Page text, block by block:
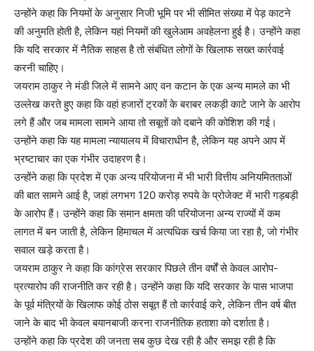
उन्होंने कहा कि नियमों के अनुसार निजी भूमि पर भी सीमित संख्या में पेड़ काटने
की अनुमति होती है, लेकिन यहां नियमों की खुलेआम अवहेलना हुई है। उन्होंने कहा
कि यदि सरकार में नैतिक साहस है तो संबंधित लोगों के खिलाफ सख्त कार्रवाई
करनी चाहिए।
जयराम ठाकुर ने मंडी जिले में सामने आए वन कटान के एक अन्य मामले का भी
उल्लेख करते हुए कहा कि वहां हजारों ट्रकों के बराबर लकड़ी काटे जाने के आरोप
लगे हैं और जब मामला सामने आया तो सबूतों को दबाने की कोशिश की गई।
उन्होंने कहा कि यह मामला न्यायालय में विचाराधीन है, लेकिन यह अपने आप में
भ्रष्टाचार का एक गंभीर उदाहरण है।
उन्होंने कहा कि प्रदेश में एक अन्य परियोजना में भी भारी वित्तीय अनियमितताओं
की बात सामने आई है, जहां लगभग 120 करोड़ रुपये के प्रोजेक्ट में भारी गड़बड़ी
के आरोप हैं। उन्होंने कहा कि समान क्षमता की परियोजना अन्य राज्यों में कम
लागत में बन जाती है, लेकिन हिमाचल में अत्यधिक खर्च किया जा रहा है, जो गंभीर
सवाल खड़े करता है।
जयराम ठाकुर ने कहा कि कांग्रेस सरकार पिछले तीन वर्षों से केवल आरोप-
प्रत्यारोप की राजनीति कर रही है। उन्होंने कहा कि यदि सरकार के पास भाजपा
के पूर्व मंत्रियों के खिलाफ कोई ठोस सबूत हैं तो कार्रवाई करे, लेकिन तीन वर्ष बीत
जाने के बाद भी केवल बयानबाजी करना राजनीतिक हताशा को दर्शाता है।
उन्होंने कहा कि प्रदेश की जनता सब कुछ देख रही है और समझ रही है कि